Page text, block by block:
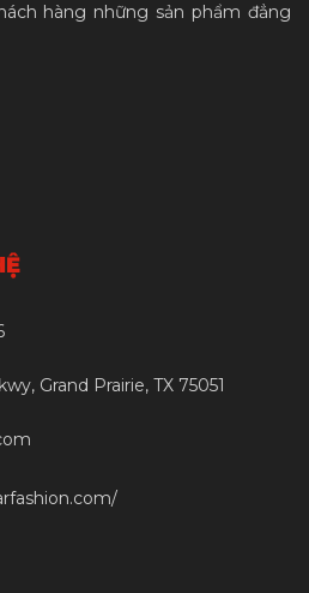
hàng những sản phẩm đẳng
Grand Prairie, TX 75051